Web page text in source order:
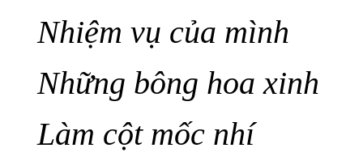
Nhiệm vụ của mình
Những bông hoa xinh
Làm cột mốc nhí